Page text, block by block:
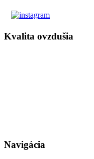
Kvalita ovzdušia
Navigácia